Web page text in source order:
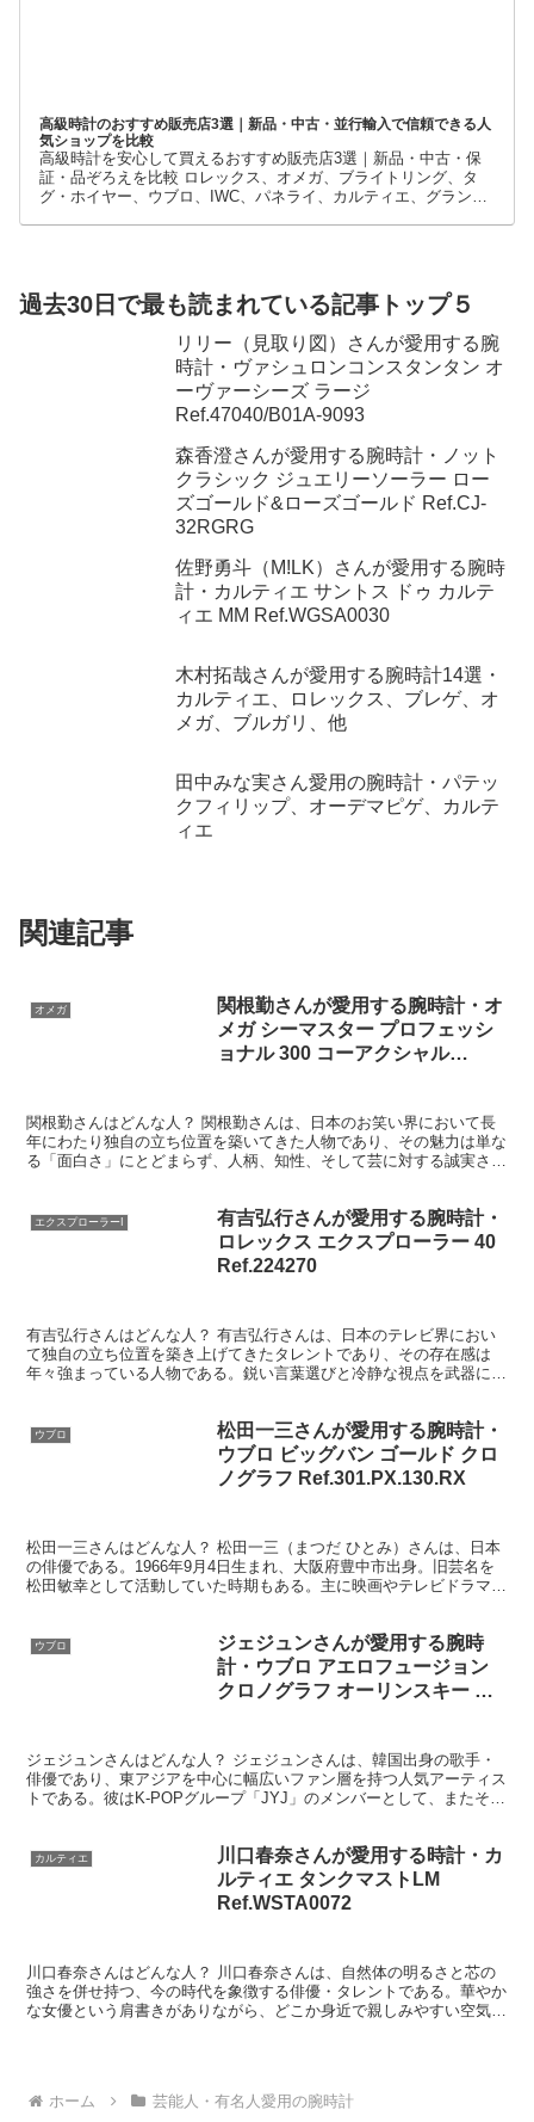
高級時計のおすすめ販売店3選｜新品・中古・並行輸入で信頼できる人
気ショップを比較
高級時計を安心して買えるおすすめ販売店3選｜新品・中古・保
証・品ぞろえを比較 ロレックス、オメガ、ブライトリング、タ
グ・ホイヤー、ウブロ、IWC、パネライ、カルティエ、グランド
過去30日で最も読まれている記事トップ５
リリー（見取り図）さんが愛用する腕
時計・ヴァシュロンコンスタンタン オ
ーヴァーシーズ ラージ
Ref.47040/B01A-9093
森香澄さんが愛用する腕時計・ノット
クラシック ジュエリーソーラー ロー
ズゴールド&ローズゴールド Ref.CJ-
32RGRG
佐野勇斗（M!LK）さんが愛用する腕時
計・カルティエ サントス ドゥ カルテ
ィエ MM Ref.WGSA0030
木村拓哉さんが愛用する腕時計14選・
カルティエ、ロレックス、ブレゲ、オ
メガ、ブルガリ、他
田中みな実さん愛用の腕時計・パテッ
クフィリップ、オーデマピゲ、カルテ
ィエ
関連記事
オメガ
関根勤さんが愛用する腕時計・オ
メガ シーマスター プロフェッシ
ョナル 300 コーアクシャル
関根勤さんはどんな人？ 関根勤さんは、日本のお笑い界において長
年にわたり独自の立ち位置を築いてきた人物であり、その魅力は単な
る「面白さ」にとどまらず、人柄、知性、そして芸に対する誠実さに
エクスプローラーI
有吉弘行さんが愛用する腕時計・
ロレックス エクスプローラー 40
Ref.224270
有吉弘行さんはどんな人？ 有吉弘行さんは、日本のテレビ界におい
て独自の立ち位置を築き上げてきたタレントであり、その存在感は
年々強まっている人物である。鋭い言葉選びと冷静な視点を武器にし
ウブロ
松田一三さんが愛用する腕時計・
ウブロ ビッグバン ゴールド クロ
ノグラフ Ref.301.PX.130.RX
松田一三さんはどんな人？ 松田一三（まつだ ひとみ）さんは、日本
の俳優である。1966年9月4日生まれ、大阪府豊中市出身。旧芸名を
松田敏幸として活動していた時期もある。主に映画やテレビドラマ、
ウブロ
ジェジュンさんが愛用する腕時
計・ウブロ アエロフュージョン
クロノグラフ オーリンスキー ホ
ジェジュンさんはどんな人？ ジェジュンさんは、韓国出身の歌手・
俳優であり、東アジアを中心に幅広いファン層を持つ人気アーティス
トである。彼はK-POPグループ「JYJ」のメンバーとして、またその
カルティエ
川口春奈さんが愛用する時計・カ
ルティエ タンクマストLM
Ref.WSTA0072
川口春奈さんはどんな人？ 川口春奈さんは、自然体の明るさと芯の
強さを併せ持つ、今の時代を象徴する俳優・タレントである。華やか
な女優という肩書きがありながら、どこか身近で親しみやすい空気を
ホーム 芸能人・有名人愛用の腕時計